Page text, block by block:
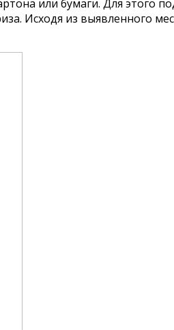
или бумаги. Для этого
Исходя из выявленного